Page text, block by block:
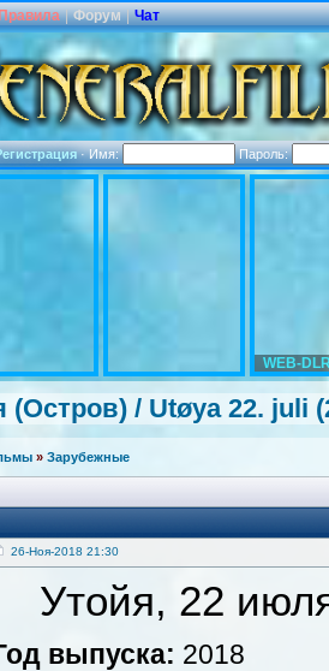
| Форум | Чат
·Имя: Пароль:
WEB-
/ Utøya 22. juli
» Зарубежные
26-Ноя-2018 21:30
Утойя, 22
выпуска: 2018